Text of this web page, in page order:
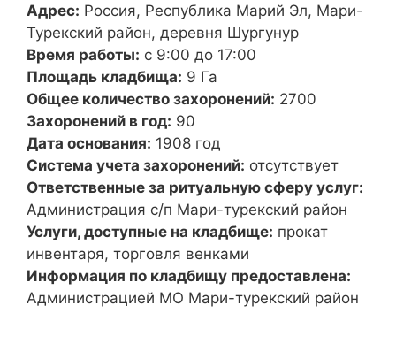
Адрес: Россия, Республика Марий Эл, Мари-
Турекский район, деревня Шургунур
Время работы: с 9:00 до 17:00
Площадь кладбища: 9 Га
Общее количество захоронений: 2700
Захоронений в год: 90
Дата основания: 1908 год
Система учета захоронений: отсутствует
Ответственные за ритуальную сферу услуг:
Администрация с/п Мари-турекский район
Услуги, доступные на кладбище: прокат
инвентаря, торговля венками
Информация по кладбищу предоставлена:
Администрацией МО Мари-турекский район